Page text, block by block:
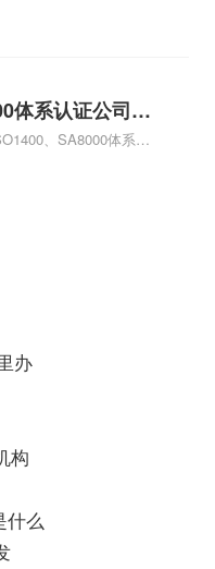
么，AAA信用评级专业
看下方正文！
体系认证公司，
体系认证
、SA8000体系认
是什么体系认
办
构
什么